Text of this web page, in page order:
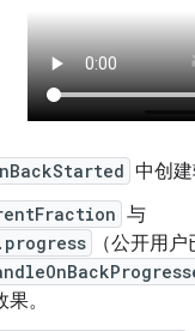
中创建
与
（公开用
。